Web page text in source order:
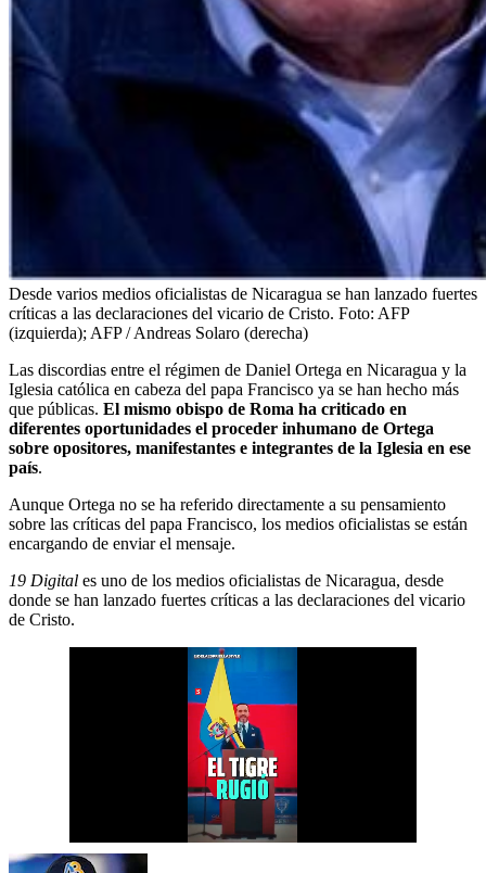
Desde varios medios oficialistas de Nicaragua se han lanzado fuertes
críticas a las declaraciones del vicario de Cristo. Foto: AFP
(izquierda); AFP / Andreas Solaro (derecha)
Las discordias entre el régimen de Daniel Ortega en Nicaragua y la
Iglesia católica en cabeza del papa Francisco ya se han hecho más
que públicas. El mismo obispo de Roma ha criticado en
diferentes oportunidades el proceder inhumano de Ortega
sobre opositores, manifestantes e integrantes de la Iglesia en ese
país.
Aunque Ortega no se ha referido directamente a su pensamiento
sobre las críticas del papa Francisco, los medios oficialistas se están
encargando de enviar el mensaje.
19 Digital es uno de los medios oficialistas de Nicaragua, desde
donde se han lanzado fuertes críticas a las declaraciones del vicario
de Cristo.